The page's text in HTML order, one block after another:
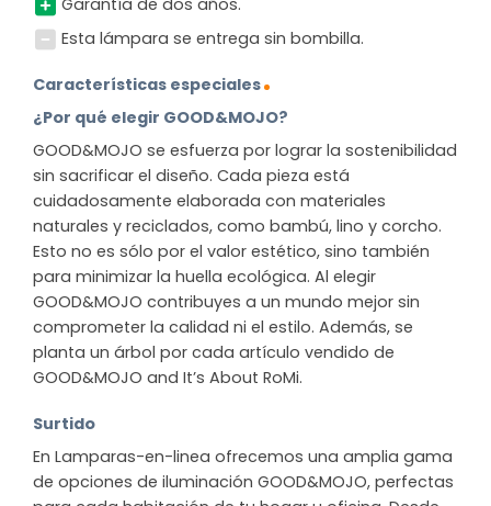
Esta lámpara se entrega sin bombilla.
Características especiales
¿Por qué elegir GOOD&MOJO?
GOOD&MOJO se esfuerza por lograr la sostenibilidad
sin sacrificar el diseño. Cada pieza está
cuidadosamente elaborada con materiales
naturales y reciclados, como bambú, lino y corcho.
Esto no es sólo por el valor estético, sino también
para minimizar la huella ecológica. Al elegir
GOOD&MOJO contribuyes a un mundo mejor sin
comprometer la calidad ni el estilo. Además, se
planta un árbol por cada artículo vendido de
GOOD&MOJO and It’s About RoMi.
Surtido
En Lamparas-en-linea ofrecemos una amplia gama
de opciones de iluminación GOOD&MOJO, perfectas